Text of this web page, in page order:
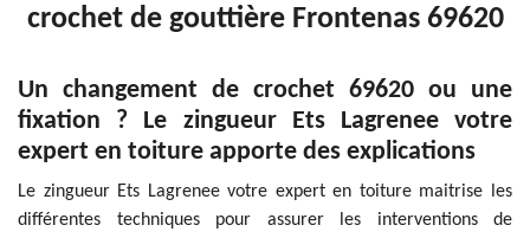
crochet de gouttière Frontenas 69620
Un changement de crochet 69620 ou une
fixation ? Le zingueur Ets Lagrenee votre
expert en toiture apporte des explications
Le zingueur Ets Lagrenee votre expert en toiture maitrise les
différentes techniques pour assurer les interventions de